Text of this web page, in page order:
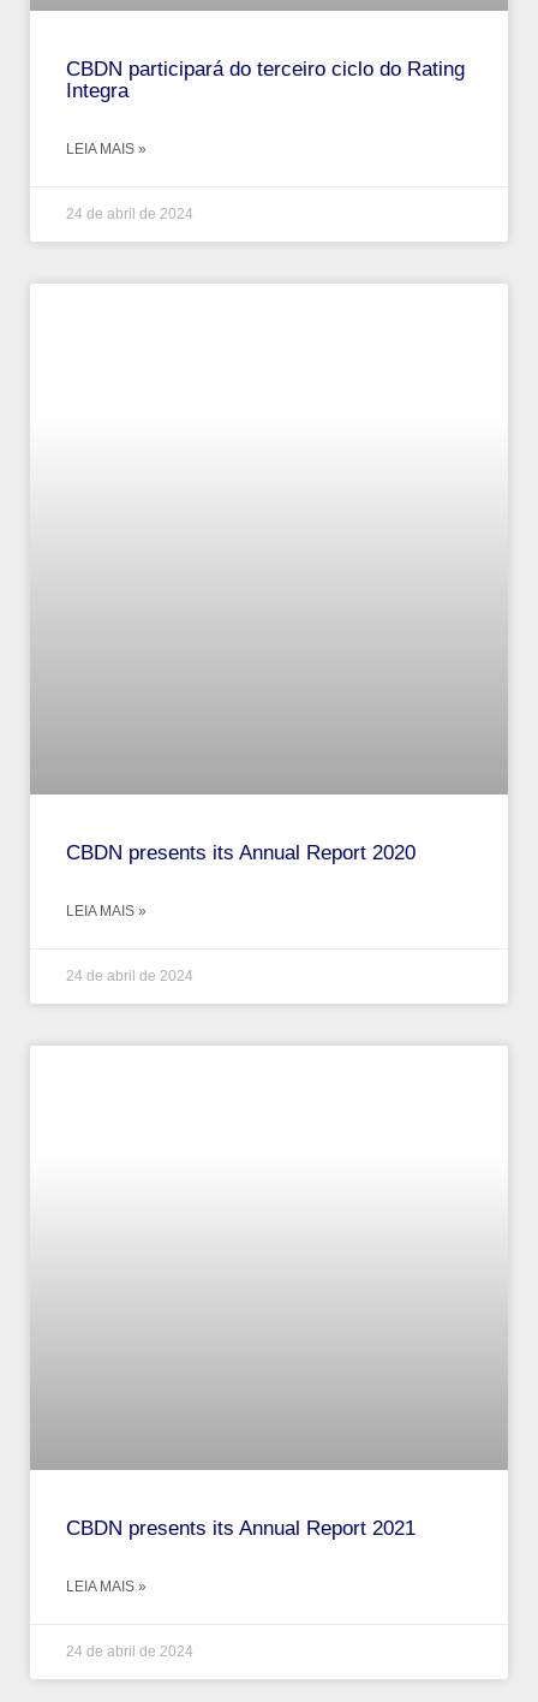
CBDN participará do terceiro ciclo do Rating
Integra
LEIA MAIS »
24 de abril de 2024
CBDN presents its Annual Report 2020
LEIA MAIS »
24 de abril de 2024
CBDN presents its Annual Report 2021
LEIA MAIS »
24 de abril de 2024